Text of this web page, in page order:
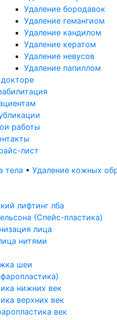
Удаление бородавок
Удаление гемангиом
Удаление кандилом
Удаление кератом
Удаление невусов
Удаление папиллом
работы
лист
тела • Удаление кожных
лифтинг лба
(Спейс-пластика)
лица
нитями
шеи
нижних век
верхних век
век